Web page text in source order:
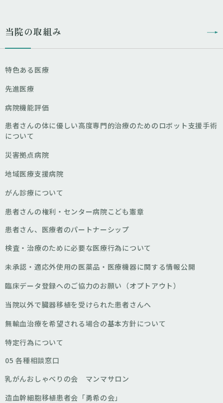
当院の取組み
特色ある医療
先進医療
病院機能評価
患者さんの体に優しい高度専門的治療のためのロボット支援手術
について
災害拠点病院
地域医療支援病院
がん診療について
患者さんの権利・センター病院こども憲章
患者さん、医療者のパートナーシップ
検査・治療のために必要な医療行為について
未承認・適応外使用の医薬品・医療機器に関する情報公開
臨床データ登録へのご協力のお願い（オプトアウト）
当院以外で臓器移植を受けられた患者さんへ
無輸血治療を希望される場合の基本方針について
特定行為について
05 各種相談窓口
乳がんおしゃべりの会 マンマサロン
造血幹細胞移植患者会「勇希の会」